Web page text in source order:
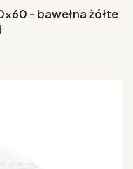
- bawełna żółte